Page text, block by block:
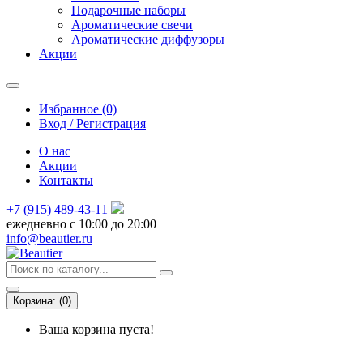
Подарочные наборы
Ароматические свечи
Ароматические диффузоры
Акции
Избранное (0)
Вход / Регистрация
О нас
Акции
Контакты
+7 (915) 489-43-11
ежедневно с 10:00 до 20:00
info@beautier.ru
Корзина: (0)
Ваша корзина пуста!